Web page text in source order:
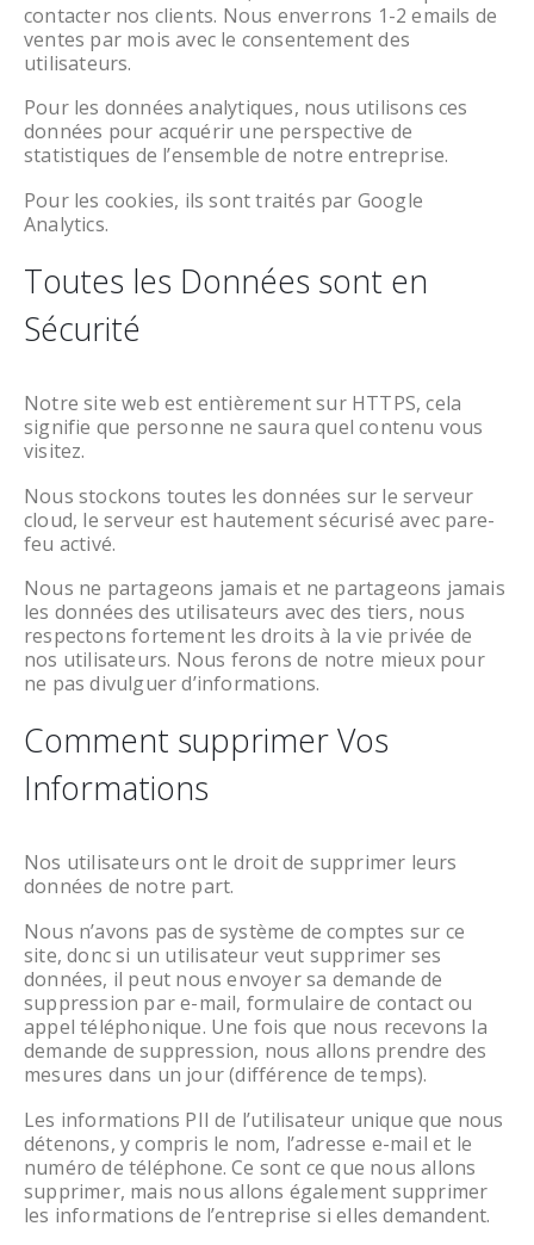
contacter nos clients. Nous enverrons 1-2 emails de
ventes par mois avec le consentement des
utilisateurs.
Pour les données analytiques, nous utilisons ces
données pour acquérir une perspective de
statistiques de l’ensemble de notre entreprise.
Pour les cookies, ils sont traités par Google
Analytics.
Toutes les Données sont en
Sécurité
Notre site web est entièrement sur HTTPS, cela
signifie que personne ne saura quel contenu vous
visitez.
Nous stockons toutes les données sur le serveur
cloud, le serveur est hautement sécurisé avec pare-
feu activé.
Nous ne partageons jamais et ne partageons jamais
les données des utilisateurs avec des tiers, nous
respectons fortement les droits à la vie privée de
nos utilisateurs. Nous ferons de notre mieux pour
ne pas divulguer d’informations.
Comment supprimer Vos
Informations
Nos utilisateurs ont le droit de supprimer leurs
données de notre part.
Nous n’avons pas de système de comptes sur ce
site, donc si un utilisateur veut supprimer ses
données, il peut nous envoyer sa demande de
suppression par e-mail, formulaire de contact ou
appel téléphonique. Une fois que nous recevons la
demande de suppression, nous allons prendre des
mesures dans un jour (différence de temps).
Les informations PII de l’utilisateur unique que nous
détenons, y compris le nom, l’adresse e-mail et le
numéro de téléphone. Ce sont ce que nous allons
supprimer, mais nous allons également supprimer
les informations de l’entreprise si elles demandent.